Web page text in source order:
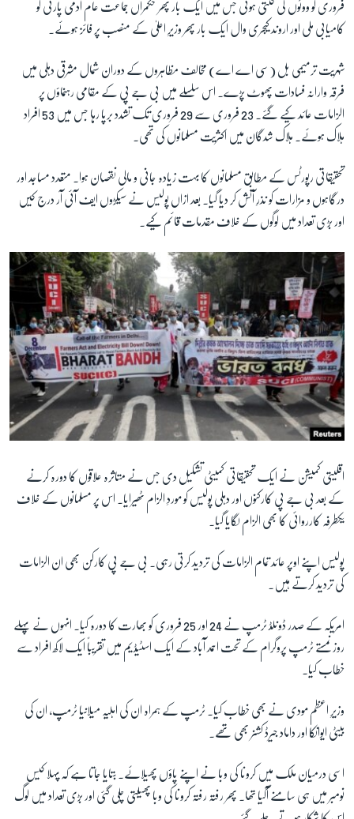
فروری کو ووٹوں کی گنتی ہوئی جس میں ایک بار پھر حکمراں جماعت عام آدمی پارٹی کو
کامیابی ملی اور اروند کیجری وال ایک بار پھر وزیرِ اعلیٰ کے منصب پر فائز ہوئے۔
شہریت ترمیمی بل (سی اے اے) مخالف مظاہروں کے دوران شمال مشرقی دہلی میں
فرقہ وارانہ فسادات پھوٹ پڑے۔ اس سلسلے میں بی جے پی کے مقامی رہنماؤں پر
الزامات عائد کیے گئے۔ 23 فروری سے 29 فروری تک تشدد برپا رہا جس میں 53 افراد
ہلاک ہوئے۔ ہلاک شدگان میں اکثریت مسلمانوں کی تھی۔
تحقیقاتی رپورٹس کے مطابق مسلمانوں کا بہت زیادہ جانی و مالی نقصان ہوا۔ متعدد مساجد اور
درگاہوں و مزارات کو نذرِ آتش کر دیا گیا۔ بعد ازاں پولیس نے سیکڑوں ایف آئی آر درج کیں
اور بڑی تعداد میں لوگوں کے خلاف مقدمات قائم کیے۔
اقلیتی کمیشن نے ایک تحقیقاتی کمیٹی تشکیل دی جس نے متاثرہ علاقوں کا دورہ کرنے
کے بعد بی جے پی کارکنوں اور دہلی پولیس کو موردِ الزام ٹھیرایا۔ اس پر مسلمانوں کے خلاف
یکطرفہ کارروائی کا بھی الزام لگایا گیا۔
پولیس اپنے اوپر عائد تمام الزامات کی تردید کرتی رہی۔ بی جے پی کارکن بھی ان الزامات
کی تردید کرتے ہیں۔
امریکہ کے صدر ڈونلڈ ٹرمپ نے 24 اور 25 فروری کو بھارت کا دورہ کیا۔ انہوں نے پہلے
روز نمستے ٹرمپ پروگرام کے تحت احمد آباد کے ایک اسٹیڈیم میں تقریباً ایک لاکھ افراد سے
خطاب کیا۔
وزیرِ اعظم مودی نے بھی خطاب کیا۔ ٹرمپ کے ہمراہ ان کی اہلیہ میلانیا ٹرمپ، ان کی
بیٹی ایوانکا اور داماد جیرڈ کشنر بھی تھے۔
اسی درمیان ملک میں کرونا کی وبا نے اپنے پاؤں پھیلائے۔ بتایا جاتا ہے کہ پہلا کیس
نومبر میں ہی سامنے آگیا تھا۔ پھر رفتہ رفتہ کرونا کی وبا پھیلتی چلی گئی اور بڑی تعداد میں لوگ